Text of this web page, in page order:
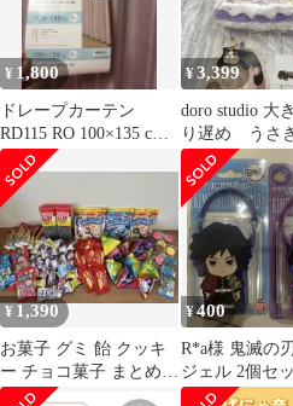
¥ 1,800
ドレープカーテン
RD115 RO 100×135 cm 2
枚入り
¥3,399
doro studio 大
り遅め うさ
スケーキ パ
ドロ
¥ 1,390
お菓子 グミ 飴 クッキ
ー チョコ菓子 まとめ売
り（90点＋α）
¥400
R*a様 鬼滅の
ジェル 2個セ
義勇 胡蝶しの